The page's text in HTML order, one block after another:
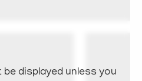
displayed unless you